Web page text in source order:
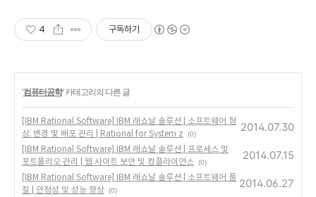
4 구독하기
'컴퓨터공학' 카테고리의 다른 글
[IBM Rational Software] IBM 래쇼날 솔루션 | 소프트웨어 형
상, 변경 및 배포 관리 | Rational for System z
(0)
2014.07.30
[IBM Rational Software] IBM 래쇼날 솔루션 | 프로세스 및
포트폴리오 관리 | 웹 사이트 보안 및 컴플라이언스 (0)
2014.07.15
[IBM Rational Software] IBM 래쇼날 솔루션 | 소프트웨어 품
질 | 안정성 및 성능 향상 (0)
2014.06.27